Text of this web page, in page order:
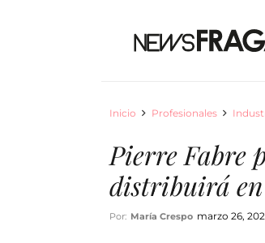
Inicio Profesionales
Pierre Fabre
distribuirá en
Por: María Crespo marzo 26,